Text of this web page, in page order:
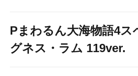
Pまわるん大海物語4
グネス・ラム 119ver.